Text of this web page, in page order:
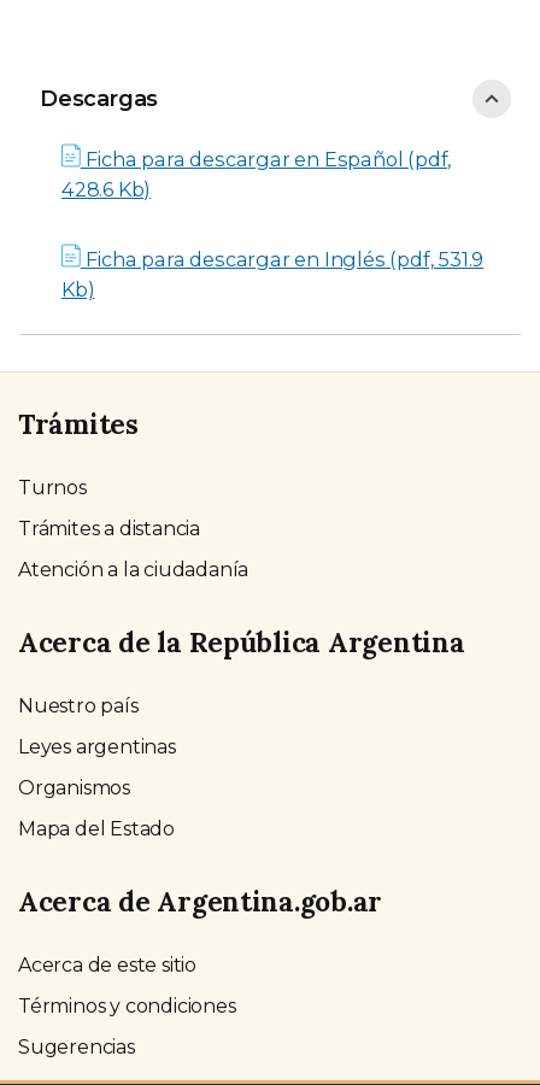
Descargas
Descargas
Ficha para descargar en Español (pdf,
428.6 Kb)
Ficha para descargar en Inglés (pdf, 531.9
Kb)
Trámites
Turnos
Trámites a distancia
Atención a la ciudadanía
Acerca de la República Argentina
Nuestro país
Leyes argentinas
Organismos
Mapa del Estado
Acerca de Argentina.gob.ar
Acerca de este sitio
Términos y condiciones
Sugerencias